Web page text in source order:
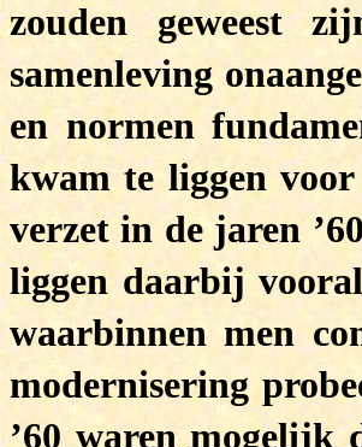
zouden geweest
samenleving
en normen
kwam te liggen
verzet in de jaren
liggen daarbij
waarbinnen men
modernisering
’60 waren